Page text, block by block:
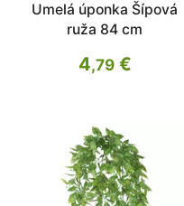
Umelá úponka Šípová
ruža 84 cm
4,79€